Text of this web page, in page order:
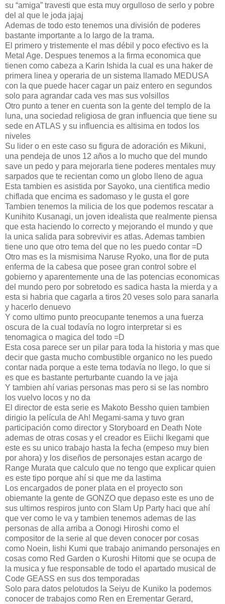
su “amiga” travesti que esta muy orgulloso de serlo y pobre
del al que le joda jajaj
Ademas de todo esto tenemos una división de poderes
bastante importante a lo largo de la trama.
El primero y tristemente el mas débil y poco efectivo es la
Metal Age. Despues tenemos a la firma economica que
tienen como cabeza a Karin Ishida la cual es una haker de
primera linea y operaria de un sistema llamado MEDUSA
con la que puede hacer cagar un paiz entero en segundos
solo para agrandar cada ves mas sus volsillos
Otro punto a tener en cuenta son la gente del templo de la
luna, una sociedad religiosa de gran influencia que tiene su
sede en ATLAS y su influencia es altisima en todos los
niveles
Su lider o en este caso su figura de adoración es Mikuni,
una pendeja de unos 12 años a lo mucho que del mundo
save un pedo y para mejorarla tiene poderes mentales muy
sarpados que te recientan como un globo lleno de agua
Esta tambien es asistida por Sayoko, una cientifica medio
chiflada que encima es sadomaso y le gusta el gore
Tambien tenemos la milicia de los que podemos rescatar a
Kunihito Kusanagi, un joven idealista que realmente piensa
que esta haciendo lo correcto y mejorando el mundo y que
la unica salida para sobrevivir es atlas. Ademas tambien
tiene uno que otro tema del que no les puedo contar =D
Otro mas es la mismisima Naruse Ryoko, una flor de puta
enferma de la cabesa que posee gran control sobre el
gobierno y aparentemente una de las potencias economicas
del mundo pero por sobretodo es sadica hasta la mierda y a
esta si habria que cagarla a tiros 20 veses solo para sanarla
y hacerlo denuevo
Y como ultimo punto preocupante tenemos a una fuerza
oscura de la cual todavía no logro interpretar si es
tenomagica o magica del todo =D
Esta cosa parece ser un pilar para toda la historia y mas que
decir que gasta mucho combustible organico no les puedo
contar nada porque a este tema todavía no llego, lo que si
es que es bastante perturbante cuando la ve jaja
Y tambien ahí varias personas mas pero si se las nombro
los vuelvo locos y no da
El director de esta serie es Makoto Bessho quien tambien
dirigio la película de Ah! Megami-sama y tuvo gran
participación como director y Storyboard en Death Note
ademas de otras cosas y el creador es Eiichi Ikegami que
este es su unico trabajo hasta la fecha (empeso muy bien
por ahora) y los diseños de personajes estan acargo de
Range Murata que calculo que no tengo que explicar quien
es este tipo porque ahí si que me da lastima
Los encargados de poner plata en el proyecto son
obiemante la gente de GONZO que depaso este es uno de
sus ultimos respiros junto con Slam Up Party haci que ahí
que ver como le va y tambien tenemos ademas de las
personas de alla arriba a Oonogi Hiroshi como el
compositor de la serie al que deven conocer por cosas
como Noein, Iishi Kumi que trabajo animando personajes en
cosas como Red Garden o Kuroshi Hitomi que se ocupa de
la musica y fue responsable de todo el apartado musical de
Code GEASS en sus dos temporadas
Solo para datos pelotudos la Seiyu de Kuniko la podemos
conocer de trabajos como Ren en Erementar Gerard,